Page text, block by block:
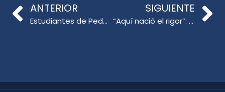
ANTERIOR
Estudiantes de Pedagogía en Cs. Naturales y Biología participan en jornada de talleres
SIGUIENTE
“Aquí nació el rigor”: Exalumna UdeC publica libro con análisis de literatura feminista latinoamericana